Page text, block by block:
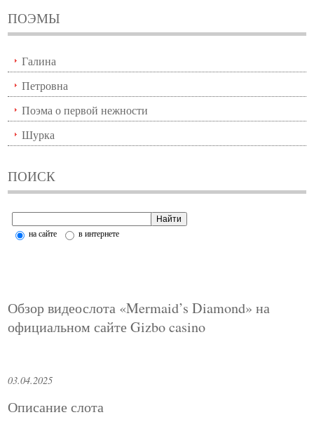
ПОЭМЫ
Галина
Петровна
Поэма о первой нежности
Шурка
ПОИСК
на сайте в интернете
Обзор видеослота «Mermaid’s Diamond» на
официальном сайте Gizbo casino
03.04.2025
Описание слота